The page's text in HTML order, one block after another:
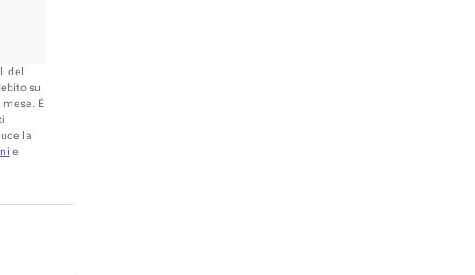
del
su
mese. È
la
e